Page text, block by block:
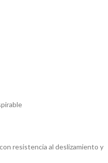
resistencia al deslizamiento y